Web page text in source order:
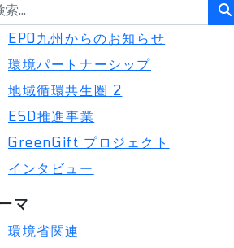
EPO九州からのお知らせ
環境パートナーシップ
地域循環共生圏 2
ESD推進事業
GreenGift プロジェクト
インタビュー
マ
環境省関連